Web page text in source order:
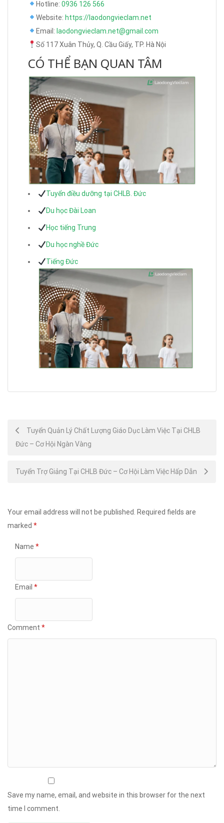
Hotline: 0936 126 566
Website: https://laodongvieclam.net
Email: laodongvieclam.net@gmail.com
Số 117 Xuân Thủy, Q. Cầu Giấy, TP. Hà Nội
CÓ THỂ BẠN QUAN TÂM
Tuyển điều dưỡng tại CHLB. Đức
Du học Đài Loan
Học tiếng Trung
Du học nghề Đức
Tiếng Đức
Post
navigation
Tuyển Quản Lý Chất Lượng Giáo Dục Làm Việc Tại CHLB
Đức – Cơ Hội Ngàn Vàng
Tuyển Trợ Giảng Tại CHLB Đức – Cơ Hội Làm Việc Hấp Dẫn
Your email address will not be published.
Required fields are
marked *
Name *
Email *
Comment *
Save my name, email, and website in this browser for the next
time I comment.